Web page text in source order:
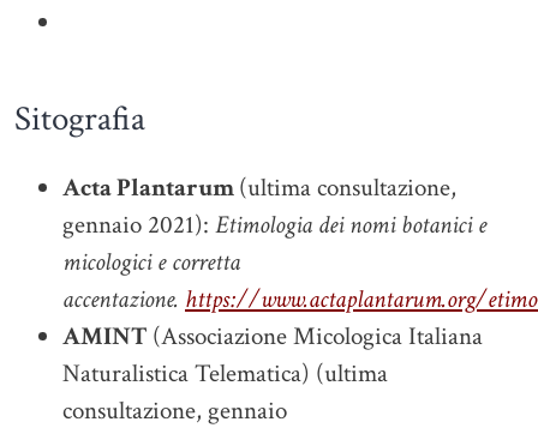
Sitografia
Acta Plantarum(ultima consultazione,
gennaio 2021): Etimologia dei nomi botanici e
micologici e corretta
accentazione. https://www.actaplantarum.org/
AMINT (Associazione Micologica Italiana
Naturalistica Telematica) (ultima
consultazione, gennaio